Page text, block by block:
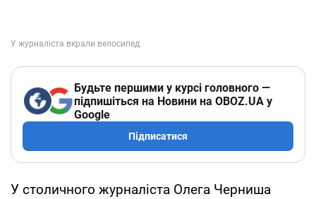
Будьте першими у курсі головного —
підпишіться на Новини на OBOZ.UA у
Google
Підписатися
У столичного журналіста Олега Черниша